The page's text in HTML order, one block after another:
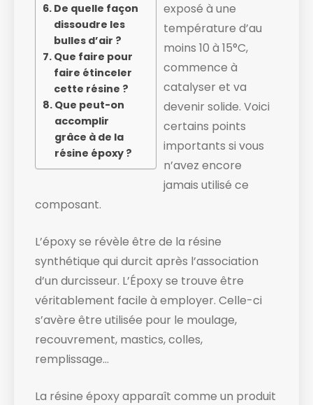
De quelle façon
dissoudre les
bulles d’air ?
Que faire pour
faire étinceler
cette résine ?
Que peut-on
accomplir
grâce à de la
résine époxy ?
exposé à une
température d’au
moins 10 à 15°C,
commence à
catalyser et va
devenir solide. ​Voici
certains points
importants si vous
n’avez encore
jamais utilisé ce
composant.
L’époxy se révèle être de la résine
synthétique qui durcit après l’association
d’un durcisseur. L’Époxy se trouve être
véritablement facile à employer. Celle-ci
s’avère être utilisée pour le moulage,
recouvrement, mastics, colles,
remplissage…
La résine époxy apparaît comme un produit